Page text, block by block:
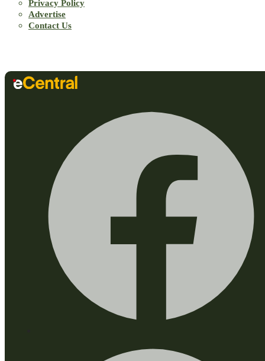
Privacy Policy
Advertise
Contact Us